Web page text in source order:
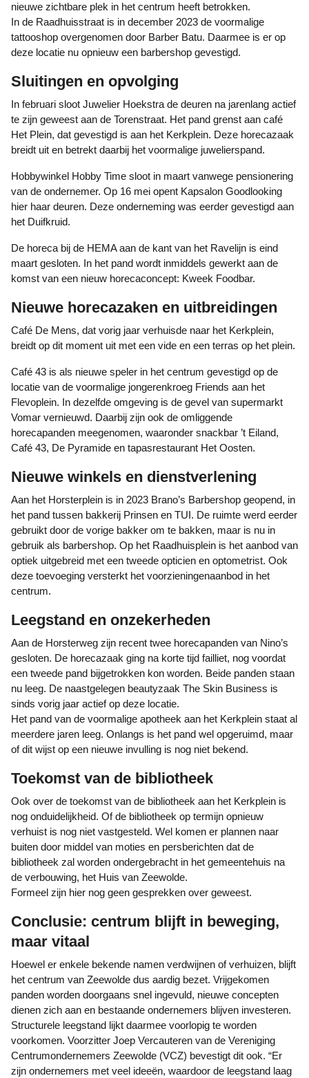
nieuwe zichtbare plek in het centrum heeft betrokken.
In de Raadhuisstraat is in december 2023 de voormalige
tattooshop overgenomen door Barber Batu. Daarmee is er op
deze locatie nu opnieuw een barbershop gevestigd.
Sluitingen en opvolging
In februari sloot Juwelier Hoekstra de deuren na jarenlang actief
te zijn geweest aan de Torenstraat. Het pand grenst aan café
Het Plein, dat gevestigd is aan het Kerkplein. Deze horecazaak
breidt uit en betrekt daarbij het voormalige juwelierspand.
Hobbywinkel Hobby Time sloot in maart vanwege pensionering
van de ondernemer. Op 16 mei opent Kapsalon Goodlooking
hier haar deuren. Deze onderneming was eerder gevestigd aan
het Duifkruid.
De horeca bij de HEMA aan de kant van het Ravelijn is eind
maart gesloten. In het pand wordt inmiddels gewerkt aan de
komst van een nieuw horecaconcept: Kweek Foodbar.
Nieuwe horecazaken en uitbreidingen
Café De Mens, dat vorig jaar verhuisde naar het Kerkplein,
breidt op dit moment uit met een vide en een terras op het plein.
Café 43 is als nieuwe speler in het centrum gevestigd op de
locatie van de voormalige jongerenkroeg Friends aan het
Flevoplein. In dezelfde omgeving is de gevel van supermarkt
Vomar vernieuwd. Daarbij zijn ook de omliggende
horecapanden meegenomen, waaronder snackbar ’t Eiland,
Café 43, De Pyramide en tapasrestaurant Het Oosten.
Nieuwe winkels en dienstverlening
Aan het Horsterplein is in 2023 Brano’s Barbershop geopend, in
het pand tussen bakkerij Prinsen en TUI. De ruimte werd eerder
gebruikt door de vorige bakker om te bakken, maar is nu in
gebruik als barbershop. Op het Raadhuisplein is het aanbod van
optiek uitgebreid met een tweede opticien en optometrist. Ook
deze toevoeging versterkt het voorzieningenaanbod in het
centrum.
Leegstand en onzekerheden
Aan de Horsterweg zijn recent twee horecapanden van Nino’s
gesloten. De horecazaak ging na korte tijd failliet, nog voordat
een tweede pand bijgetrokken kon worden. Beide panden staan
nu leeg. De naastgelegen beautyzaak The Skin Business is
sinds vorig jaar actief op deze locatie.
Het pand van de voormalige apotheek aan het Kerkplein staat al
meerdere jaren leeg. Onlangs is het pand wel opgeruimd, maar
of dit wijst op een nieuwe invulling is nog niet bekend.
Toekomst van de bibliotheek
Ook over de toekomst van de bibliotheek aan het Kerkplein is
nog onduidelijkheid. Of de bibliotheek op termijn opnieuw
verhuist is nog niet vastgesteld. Wel komen er plannen naar
buiten door middel van moties en persberichten dat de
bibliotheek zal worden ondergebracht in het gemeentehuis na
de verbouwing, het Huis van Zeewolde.
Formeel zijn hier nog geen gesprekken over geweest.
Conclusie: centrum blijft in beweging,
maar vitaal
Hoewel er enkele bekende namen verdwijnen of verhuizen, blijft
het centrum van Zeewolde dus aardig bezet. Vrijgekomen
panden worden doorgaans snel ingevuld, nieuwe concepten
dienen zich aan en bestaande ondernemers blijven investeren.
Structurele leegstand lijkt daarmee voorlopig te worden
voorkomen. Voorzitter Joep Vercauteren van de Vereniging
Centrumondernemers Zeewolde (VCZ) bevestigt dit ook. “Er
zijn ondernemers met veel ideeën, waardoor de leegstand laag